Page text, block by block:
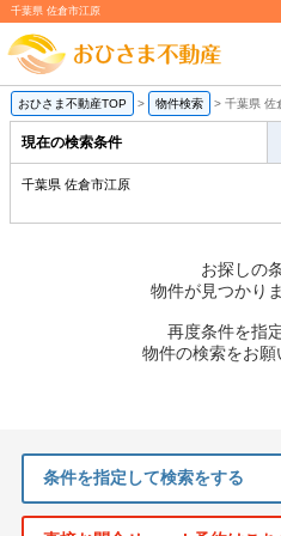
千葉県 佐倉市江原
おひさま不動産TOP > 物件検索 > 千葉県 佐
現在の検索条件
千葉県 佐倉市江原
お探しの
物件が見つかり
再度条件を指
物件の検索をお願
条件を指定して検索をする